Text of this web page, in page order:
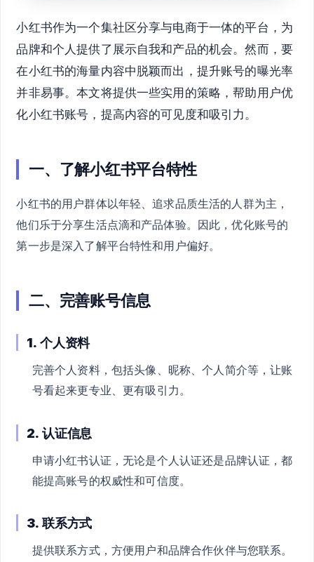
小红书作为一个集社区分享与电商于一体的平台，为
品牌和个人提供了展示自我和产品的机会。然而，要
在小红书的海量内容中脱颖而出，提升账号的曝光率
并非易事。本文将提供一些实用的策略，帮助用户优
化小红书账号，提高内容的可见度和吸引力。
一、了解小红书平台特性
小红书的用户群体以年轻、追求品质生活的人群为主，
他们乐于分享生活点滴和产品体验。因此，优化账号的
第一步是深入了解平台特性和用户偏好。
二、完善账号信息
1.个人资料
完善个人资料，包括头像、昵称、个人简介等，让账
号看起来更专业、更有吸引力。
2.认证信息
申请小红书认证，无论是个人认证还是品牌认证，都
能提高账号的权威性和可信度。
3.联系方式
提供联系方式，方便用户和品牌合作伙伴与您联系。